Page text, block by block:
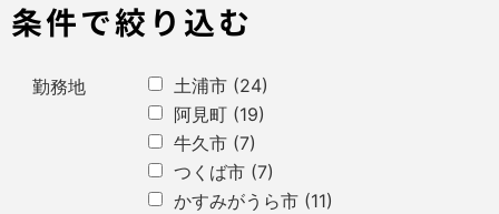
条件で絞り込む
勤務地 土浦市 (24)
阿見町 (19)
牛久市 (7)
つくば市 (7)
かすみがうら市 (11)